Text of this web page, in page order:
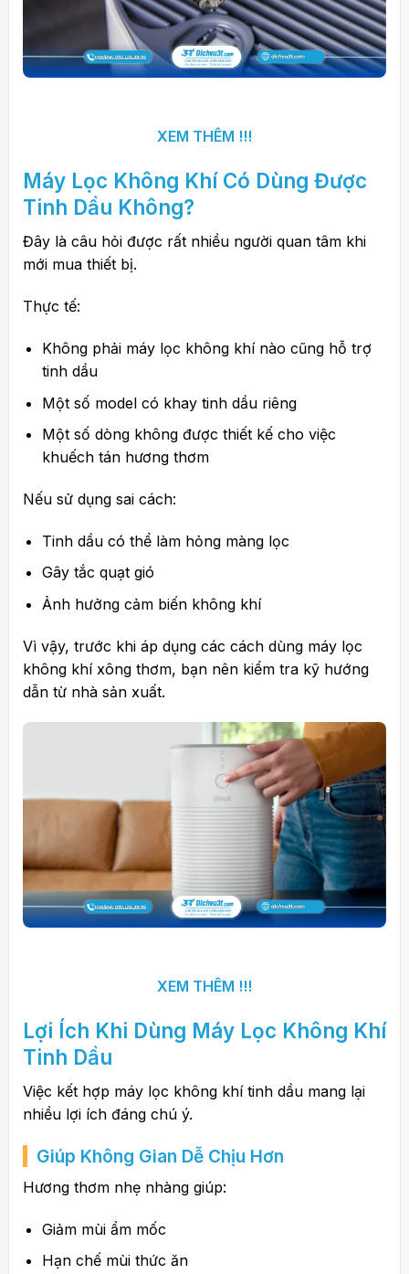
XEM THÊM !!!
Máy Lọc Không KhíCó Dùng Được
Tinh Dầu Không?
Đây là câu hỏi được rất nhiều người quan tâm khi
mới mua thiết bị.
Thực tế:
Không phải máy lọc không khí nào cũng hỗ trợ
tinh dầu
Một số model có khay tinh dầu riêng
Một số dòng không được thiết kế cho việc
khuếch tán hương thơm
Nếu sử dụng sai cách:
Tinh dầu có thể làm hỏng màng lọc
Gây tắc quạt gió
Ảnh hưởng cảm biến không khí
Vì vậy, trước khi áp dụng các cách dùng máy lọc
không khí xông thơm, bạn nên kiểm tra kỹ hướng
dẫn từ nhà sản xuất.
XEM THÊM !!!
Lợi Ích Khi Dùng Máy Lọc Không Khí
Tinh Dầu
Việc kết hợp máy lọc không khí tinh dầu mang lại
nhiều lợi ích đáng chú ý.
Giúp Không Gian Dễ Chịu Hơn
Hương thơm nhẹ nhàng giúp:
Giảm mùi ẩm mốc
Hạn chế mùi thức ăn